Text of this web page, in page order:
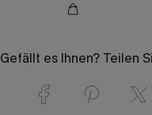
Gefällt es Ihnen? Teilen